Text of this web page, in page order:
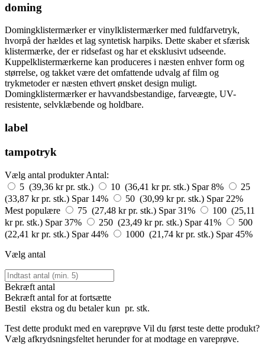
doming
Domingklistermærker er vinylklistermærker med fuldfarvetryk,
hvorpå der hældes et lag syntetisk harpiks. Dette skaber et sfærisk
klistermærke, der er ridsefast og har et eksklusivt udseende.
Kuppelklistermærkerne kan produceres i næsten enhver form og
størrelse, og takket være det omfattende udvalg af film og
trykmetoder er næsten ethvert ønsket design muligt.
Domingklistermærker er havvandsbestandige, farveægte, UV-
resistente, selvklæbende og holdbare.
label
tampotryk
Vælg antal produkter Antal:
5 (39,36 kr pr. stk.)
10 (36,41 kr pr. stk.) Spar 8%
25
(33,87 kr pr. stk.) Spar 14% 50 (30,99 kr pr. stk.) Spar 22%
Mest populære
75 (27,48 kr pr. stk.) Spar 31%
100 (25,11
kr pr. stk.) Spar 37% 250 (23,49 kr pr. stk.) Spar 41%
500
(22,41 kr pr. stk.) Spar 44% 1000 (21,74 kr pr. stk.) Spar 45%
Vælg antal
Bekræft antal
Bekræft antal for at fortsætte
Bestil ekstra og du betaler kun pr. stk.
Test dette produkt med en vareprøve Vil du først teste dette produkt?
Vælg afkrydsningsfeltet herunder for at modtage en vareprøve.